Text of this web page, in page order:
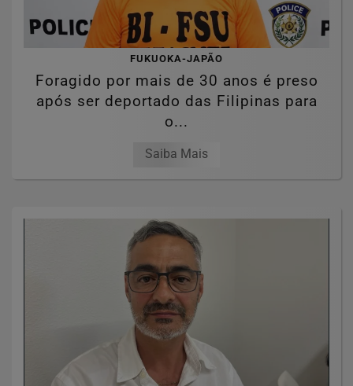
FUKUOKA-JAPÃO
Foragido por mais de 30 anos é preso
após ser deportado das Filipinas para
o...
Saiba Mais